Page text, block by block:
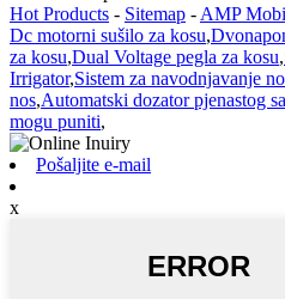
Hot Products - Sitemap - AMP
Dc motorni sušilo za kosu,
za kosu,Dual Voltage pegla za kosu,
Irrigator,Sistem za navodnjavanje
nos,Automatski dozator pjenastog
mogu puniti,
Pošaljite e-mail
x